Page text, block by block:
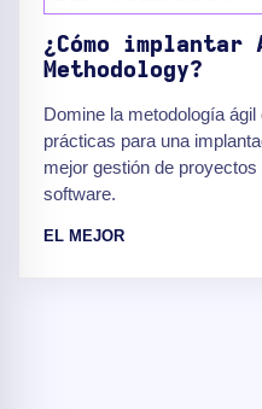
¿Cómo implantar
Methodology?
Domine la metodología
prácticas para una
mejor gestión de
software.
EL MEJOR